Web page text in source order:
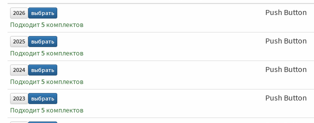
2026 выбрать
Подходит5 комплектов
Push Button
2025 выбрать
Подходит5 комплектов
Push Button
2024 выбрать
Подходит5 комплектов
Push Button
2023 выбрать
Подходит5 комплектов
Push Button